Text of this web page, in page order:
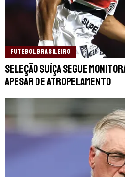
FUTEBOL BRASILEIRO
Seleção Suíça segue
apesar de atropelamento